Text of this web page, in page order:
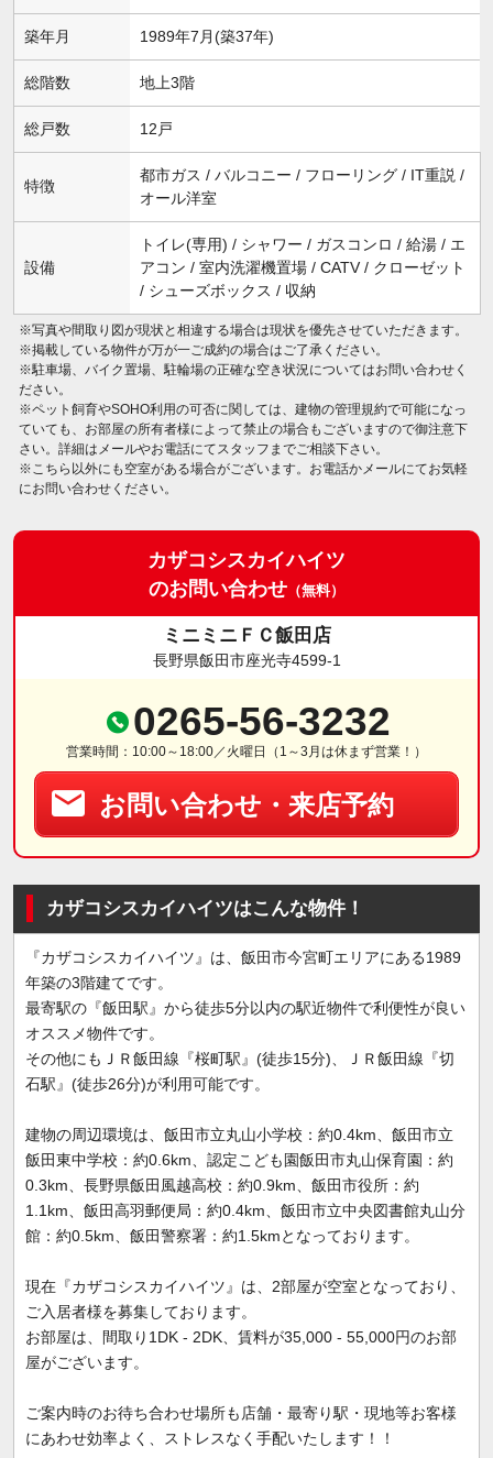
築年月 1989年7月(築37年)
総階数 地上3階
総戸数 12戸
特徴
都市ガス / バルコニー / フローリング / IT重説 /
オール洋室
設備
トイレ(専用) / シャワー / ガスコンロ / 給湯 / エ
アコン / 室内洗濯機置場 / CATV / クローゼット
/ シューズボックス / 収納
※写真や間取り図が現状と相違する場合は現状を優先させていただきます。
※掲載している物件が万が一ご成約の場合はご了承ください。
※駐車場、バイク置場、駐輪場の正確な空き状況についてはお問い合わせく
ださい。
※ペット飼育やSOHO利用の可否に関しては、建物の管理規約で可能になっ
ていても、お部屋の所有者様によって禁止の場合もございますので御注意下
さい。詳細はメールやお電話にてスタッフまでご相談下さい。
※こちら以外にも空室がある場合がございます。お電話かメールにてお気軽
にお問い合わせください。
カザコシスカイハイツ
のお問い合わせ （無料）
ミニミニＦＣ飯田店
長野県飯田市座光寺4599-1
0265-56-3232
営業時間：10:00～18:00／火曜日（1～3月は休まず営業！）
お問い合わせ・来店予約
カザコシスカイハイツはこんな物件！
『カザコシスカイハイツ』は、飯田市今宮町エリアにある1989
年築の3階建てです。
最寄駅の『飯田駅』から徒歩5分以内の駅近物件で利便性が良い
オススメ物件です。
その他にもＪＲ飯田線『桜町駅』(徒歩15分)、ＪＲ飯田線『切
石駅』(徒歩26分)が利用可能です。
建物の周辺環境は、飯田市立丸山小学校：約0.4km、飯田市立
飯田東中学校：約0.6km、認定こども園飯田市丸山保育園：約
0.3km、長野県飯田風越高校：約0.9km、飯田市役所：約
1.1km、飯田高羽郵便局：約0.4km、飯田市立中央図書館丸山分
館：約0.5km、飯田警察署：約1.5kmとなっております。
現在『カザコシスカイハイツ』は、2部屋が空室となっており、
ご入居者様を募集しております。
お部屋は、間取り1DK - 2DK、賃料が35,000 - 55,000円のお部
屋がございます。
ご案内時のお待ち合わせ場所も店舗・最寄り駅・現地等お客様
にあわせ効率よく、ストレスなく手配いたします！！